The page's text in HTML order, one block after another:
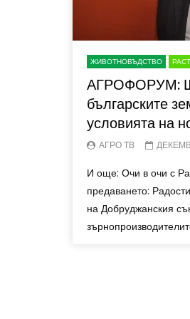
ЖИВОТНОВЪДСТВО
АГРОФОРУМ:
българските
условията на
АГРО ТВ
И още: Очи в очи с
предаването:
на Добруджанския